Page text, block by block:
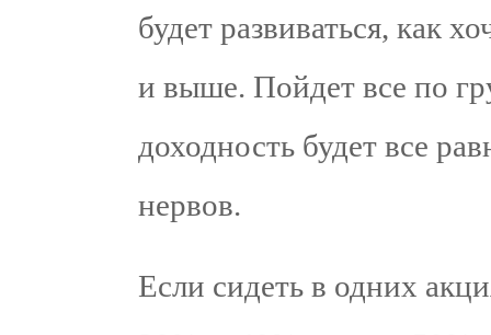
будет развиваться, как
и выше. Пойдет все по
доходность будет все
нервов.
Если сидеть в одних